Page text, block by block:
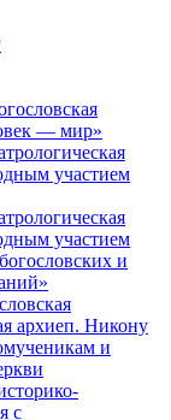
— мир»
участием
участием
и
архиеп. Никону
и
с